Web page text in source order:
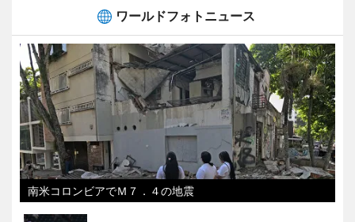
ワールドフォトニュース
南米コロンビアでＭ７．４の地震